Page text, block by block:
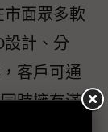
面眾多軟
設計、分
客戶可通
時擁有滿